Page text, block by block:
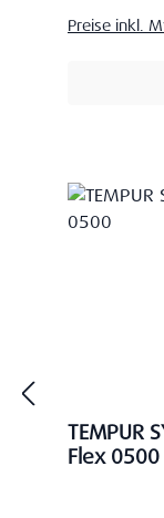
Preise inkl.
TEMPUR
Flex 0500